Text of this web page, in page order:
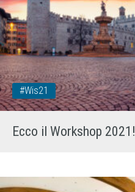
#wis21
Ecco il Workshop 2021!